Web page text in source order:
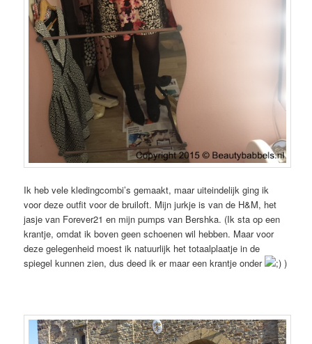
Ik heb vele kledingcombi’s gemaakt, maar uiteindelijk ging ik
voor deze outfit voor de bruiloft. Mijn jurkje is van de H&M, het
jasje van Forever21 en mijn pumps van Bershka. (Ik sta op een
krantje, omdat ik boven geen schoenen wil hebben. Maar voor
deze gelegenheid moest ik natuurlijk het totaalplaatje in de
spiegel kunnen zien, dus deed ik er maar een krantje onder
)